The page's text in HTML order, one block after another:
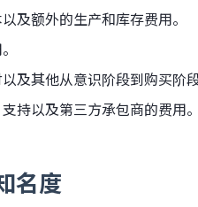
及额外的生产和库存费用。
及其他从意识阶段到购买阶
持以及第三方承包商的费用。
名度